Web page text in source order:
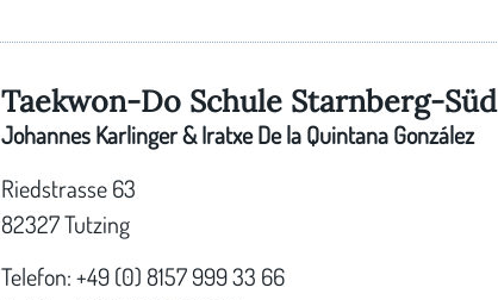
Taekwon-Do Schule Starnberg-Süd
Johannes Karlinger & Iratxe De la Quintana González
Riedstrasse 63
82327 Tutzing
Telefon: +49 (0) 8157 999 33 66